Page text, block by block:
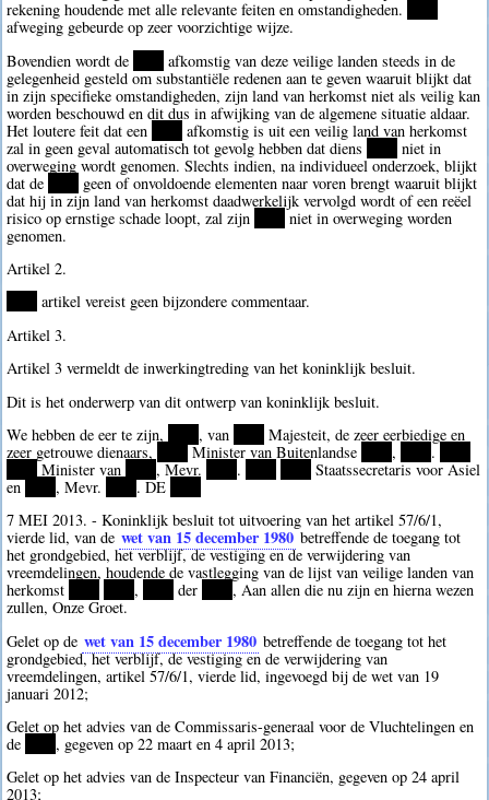
rekening houdende met alle relevante feiten en omstandigheden.
afweging gebeurde op zeer voorzichtige wijze.
Bovendien wordt de
afkomstig van deze veilige landen steeds in de
gelegenheid gesteld om substantiële redenen aan te geven waaruit blijkt dat
in zijn specifieke omstandigheden, zijn land van herkomst niet als veilig kan
worden beschouwd en dit dus in afwijking van de algemene situatie aldaar.
Het loutere feit dat een
afkomstig is uit een veilig land van herkomst
zal in geen geval automatisch tot gevolg hebben dat diens
niet in
overweging wordt genomen. Slechts indien, na individueel onderzoek, blijkt
dat de
geen of onvoldoende elementen naar voren brengt waaruit blijkt
dat hij in zijn land van herkomst daadwerkelijk vervolgd wordt of een reëel
risico op ernstige schade loopt, zal zijn
niet in overweging worden
genomen.
Artikel 2.
artikel vereist geen bijzondere commentaar.
Artikel 3.
Artikel 3 vermeldt de inwerkingtreding van het koninklijk besluit.
Dit is het onderwerp van dit ontwerp van koninklijk besluit.
We hebben de eer te zijn,
****, van
Majesteit, de zeer eerbiedige en
zeer getrouwe dienaars,
****Minister van Buitenlandse ****, .
Minister van ****, Mevr. .
Staatssecretaris voor Asiel
en ****, Mevr. ****. DE
7 MEI 2013. - Koninklijk besluit tot uitvoering van het artikel 57/6/1,
vierde lid, van de wet van 15 december 1980 betreffende de toegang tot
het grondgebied, het verblijf, de vestiging en de verwijdering van
vreemdelingen, houdende de vastlegging van de lijst van veilige landen van
herkomst
****, der ****, Aan allen die nu zijn en hierna wezen
zullen, Onze Groet.
Gelet op de wet van 15 december 1980 betreffende de toegang tot het
grondgebied, het verblijf, de vestiging en de verwijdering van
vreemdelingen, artikel 57/6/1, vierde lid, ingevoegd bij de wet van 19
januari 2012;
Gelet op het advies van de Commissaris-generaal voor de Vluchtelingen en
de
****, gegeven op 22 maart en 4 april 2013;
Gelet op het advies van de Inspecteur van Financiën, gegeven op 24 april
2013;